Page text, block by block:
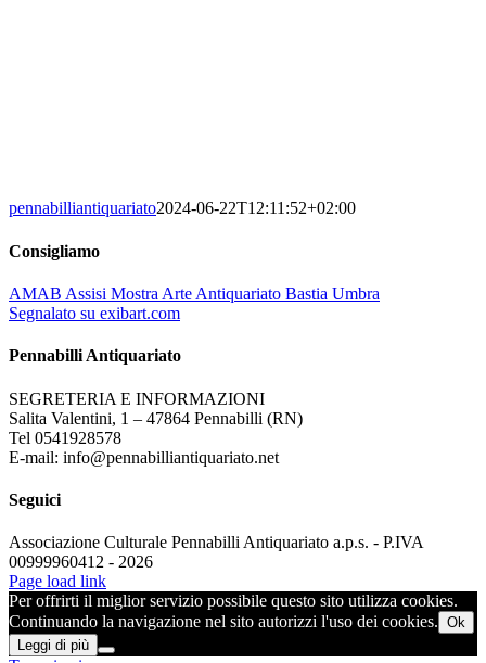
pennabilliantiquariato2024-06-22T12:11:52+02:00
Consigliamo
AMAB Assisi Mostra Arte Antiquariato Bastia Umbra
Segnalato su exibart.com
Pennabilli Antiquariato
SEGRETERIA E INFORMAZIONI
Salita Valentini, 1 – 47864 Pennabilli (RN)
Tel 0541928578
E-mail: info@pennabilliantiquariato.net
Seguici
Associazione Culturale Pennabilli Antiquariato a.p.s. - P.IVA
00999960412 - 2026
Page load link
Per offrirti il miglior servizio possibile questo sito utilizza cookies.
Continuando la navigazione nel sito autorizzi l'uso dei cookies. Ok
Leggi di più